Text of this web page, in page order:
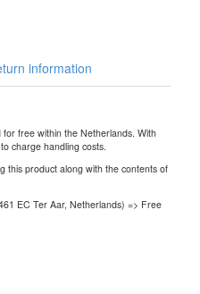
information
free within the Netherlands. With
charge handling costs.
this product along with the contents of
EC Ter Aar, Netherlands) => Free